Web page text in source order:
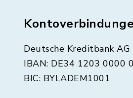
Deutsche Kreditbank AG
IBAN: DE34 1203 0000
BIC: BYLADEM1001